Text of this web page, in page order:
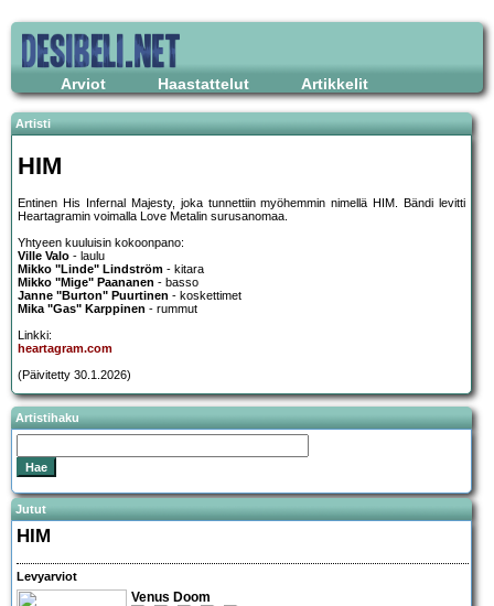
Arviot Haastattelut Artikkelit
Artisti
HIM
Entinen His Infernal Majesty, joka tunnettiin myöhemmin nimellä HIM. Bändi levitti
Heartagramin voimalla Love Metalin surusanomaa.
Yhtyeen kuuluisin kokoonpano:
Ville Valo - laulu
Mikko "Linde" Lindström - kitara
Mikko "Mige" Paananen - basso
Janne "Burton" Puurtinen - koskettimet
Mika "Gas" Karppinen - rummut
Linkki:
heartagram.com
(Päivitetty 30.1.2026)
Artistihaku
Jutut
HIM
Levyarviot
Venus Doom